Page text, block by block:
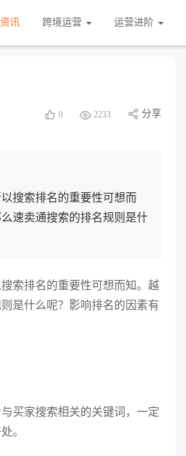
讯 跨境运营 运营进阶
0 2233 分享
搜索排名的重要性可想而
速卖通搜索的排名规则是什
索排名的重要性可想而知。越
是什么呢？影响排名的因素有
买家搜索相关的关键词，一定
。